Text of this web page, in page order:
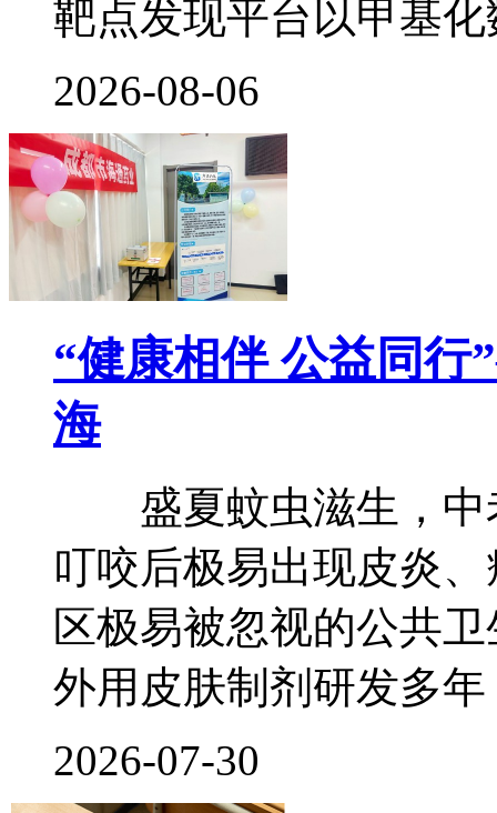
靶点发现平台以甲基化
2026-08-06
“健康相伴 公益同
海
盛夏蚊虫滋生，中
叮咬后极易出现皮炎
区极易被忽视的公共
外用皮肤制剂研发多年
2026-07-30